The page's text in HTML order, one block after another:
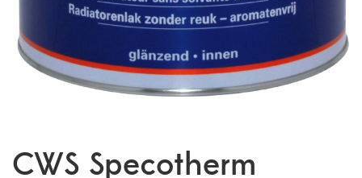
CWS Specotherm